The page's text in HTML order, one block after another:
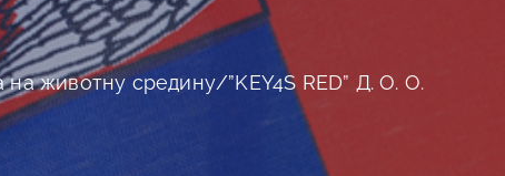
животну средину/”KEY4S RED” Д. О. О.